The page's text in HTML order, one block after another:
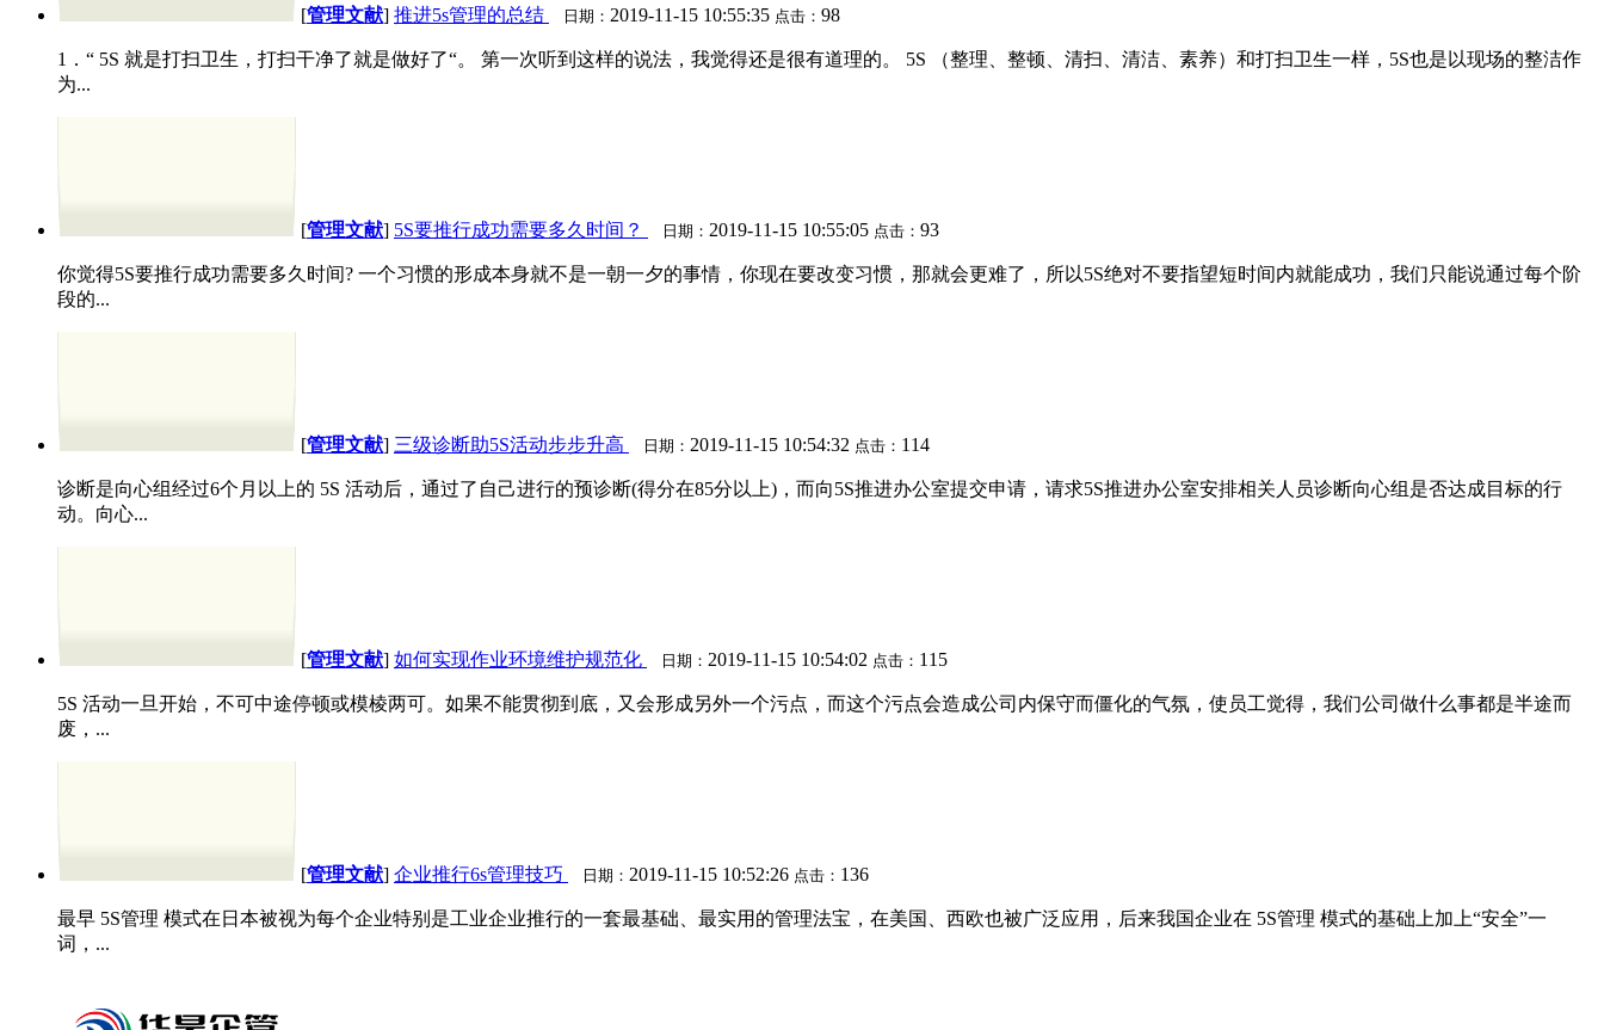
[管理文献] 推进5s管理的总结 日期： 2019-11-15 10:55:35 点击： 98
1．“ 5S 就是打扫卫生，打扫干净了就是做好了“。 第一次听到这样的说法，我觉得还是很有道理的。 5S （整理、整顿、清扫、清洁、素养）和打扫卫生一样，5S也是以现场的整洁作
为...
[管理文献] 5S要推行成功需要多久时间？ 日期： 2019-11-15 10:55:05 点击： 93
你觉得5S要推行成功需要多久时间? 一个习惯的形成本身就不是一朝一夕的事情，你现在要改变习惯，那就会更难了，所以5S绝对不要指望短时间内就能成功，我们只能说通过每个阶
段的...
[管理文献] 三级诊断助5S活动步步升高 日期： 2019-11-15 10:54:32 点击： 114
诊断是向心组经过6个月以上的 5S 活动后，通过了自己进行的预诊断(得分在85分以上)，而向5S推进办公室提交申请，请求5S推进办公室安排相关人员诊断向心组是否达成目标的行
动。向心...
[管理文献] 如何实现作业环境维护规范化 日期： 2019-11-15 10:54:02 点击： 115
5S 活动一旦开始，不可中途停顿或模棱两可。如果不能贯彻到底，又会形成另外一个污点，而这个污点会造成公司内保守而僵化的气氛，使员工觉得，我们公司做什么事都是半途而
废，...
[管理文献] 企业推行6s管理技巧 日期： 2019-11-15 10:52:26 点击： 136
最早 5S管理 模式在日本被视为每个企业特别是工业企业推行的一套最基础、最实用的管理法宝，在美国、西欧也被广泛应用，后来我国企业在 5S管理 模式的基础上加上“安全”一
词，...